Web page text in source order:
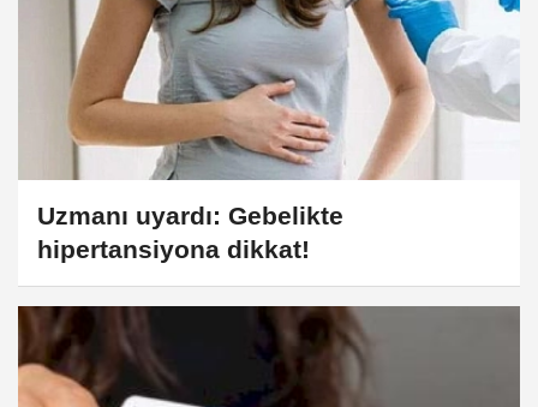
Uzmanı uyardı: Gebelikte
hipertansiyona dikkat!